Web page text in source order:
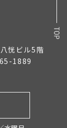
恍ビル5階
1889